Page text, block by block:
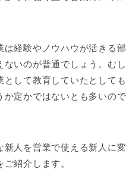
は経験やノウハウが活きる
ないのが普通でしょう。む
として教育していたとして
か定かではないとも多いの
新人を営業で使える新人に
紹介します。